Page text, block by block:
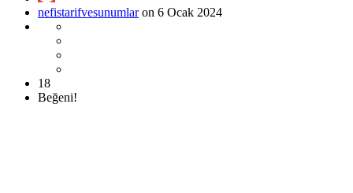
nefistarifvesunumlaron 6 Ocak 2024
18
Beğeni!